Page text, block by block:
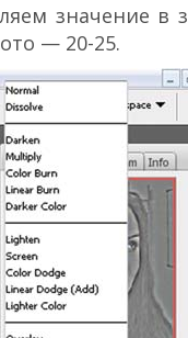
значение в
— 20-25.